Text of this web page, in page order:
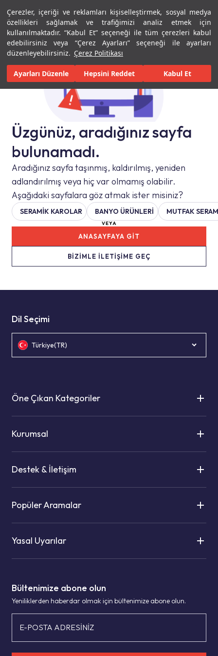
Çerezler, içeriği ve reklamları kişiselleştirmek, sosyal medya
özellikleri sağlamak ve trafiğimizi analiz etmek için
kullanılmaktadır. “Kabul Et” seçeneği ile tüm çerezleri kabul
edebilirsiniz veya “Çerez Ayarları” seçeneği ile ayarları
düzenleyebilirsiniz. Çerez Politikası
Ayarları Düzenle Hepsini Reddet Kabul Et
Menü Menü
Üzgünüz, aradığınız sayfa
bulunamadı.
Aradığınız sayfa taşınmış, kaldırılmış, yeniden
adlandırılmış veya hiç var olmamış olabilir.
Aşağıdaki sayfalara göz atmak ister misiniz?
SERAMIK KAROLAR BANYO ÜRÜNLERİ MUTFAK
VEYA
BİZİMLE İLETİŞİME GEÇ
ANASAYFAYA GİT
Bültenimize abone olun
Yeniliklerden haberdar olmak için bültenimize abone olun.
E-POSTA ADRESİNİZ
Dil Seçimi
Türkiye(TR)
Öne Çıkan Kategoriler
Kurumsal
Destek & İletişim
Popüler Aramalar
Yasal Uyarılar